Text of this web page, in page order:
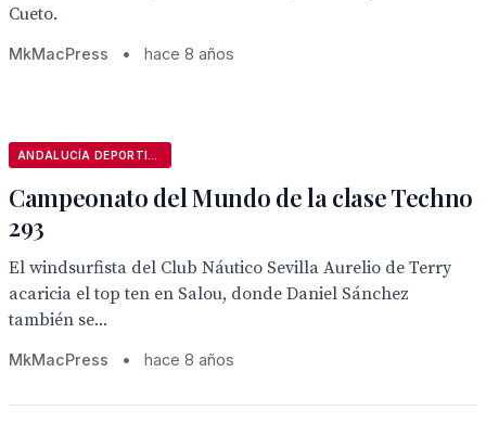
Cueto.
MkMacPress • hace 8 años
Campeonato del Mundo de la clase Techno
293
El windsurfista del Club Náutico Sevilla Aurelio de Terry
acaricia el top ten en Salou, donde Daniel Sánchez
también se...
MkMacPress • hace 8 años